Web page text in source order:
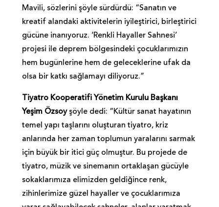
Mavili, sözlerini şöyle sürdürdü: “Sanatın ve
kreatif alandaki aktivitelerin iyileştirici, birleştirici
gücüne inanıyoruz. ‘Renkli Hayaller Sahnesi’
projesi ile deprem bölgesindeki çocuklarımızın
hem bugünlerine hem de geleceklerine ufak da
olsa bir katkı sağlamayı diliyoruz.”
Tiyatro Kooperatifi Yönetim Kurulu Başkanı
Yeşim Özsoyşöyle dedi: “Kültür sanat hayatının
temel yapı taşlarını oluşturan tiyatro, kriz
anlarında her zaman toplumun yaralarını sarmak
için büyük bir itici güç olmuştur. Bu projede de
tiyatro, müzik ve sinemanın ortaklaşan gücüyle
sokaklarımıza elimizden geldiğince renk,
zihinlerimize güzel hayaller ve çocuklarımıza